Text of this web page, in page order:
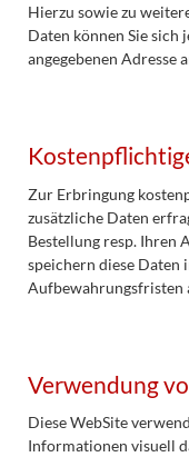
Hierzu sowie zu
Daten können Sie sich
angegebenen Adresse
Zur Erbringung
zusätzliche Daten
Bestellung resp. Ihren
speichern diese Daten
Aufbewahrungsfristen
Verwendung
Diese WebSite
Informationen visuell